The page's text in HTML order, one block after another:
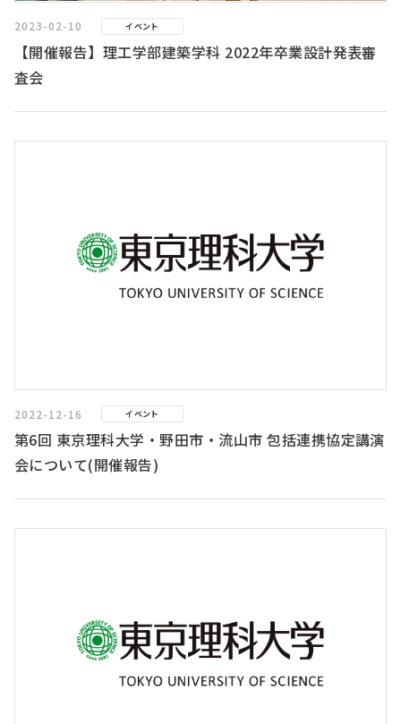
2023-02-10 イベント
【開催報告】理工学部建築学科 2022年卒業設計発表審
査会
2022-12-16 イベント
第6回 東京理科大学・野田市・流山市 包括連携協定講演
会について(開催報告)